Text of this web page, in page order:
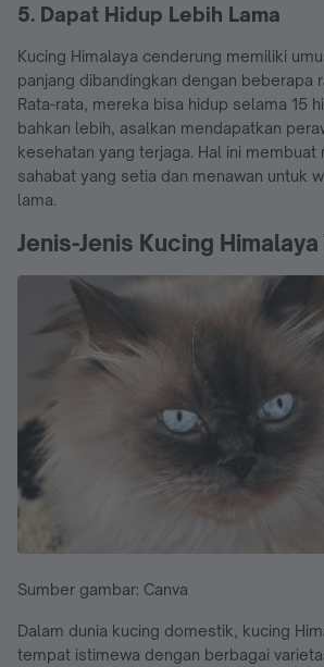
5. Dapat Hidup Lebih Lama
Kucing Himalaya cenderung memiliki
panjang dibandingkan dengan beberapa
Rata-rata, mereka bisa hidup selama 15
bahkan lebih, asalkan mendapatkan
kesehatan yang terjaga. Hal ini membuat
sahabat yang setia dan menawan untuk
lama.
Jenis-Jenis Kucing
Sumber gambar: Canva
Dalam dunia kucing domestik, kucing
tempat istimewa dengan berbagai